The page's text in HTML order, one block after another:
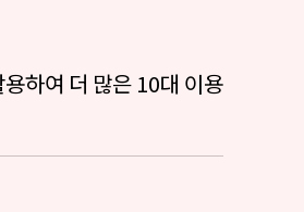
하여 더 많은 10대 이용